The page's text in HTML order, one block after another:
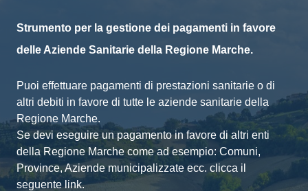
Strumento per la gestione dei pagamenti in favore
delle Aziende Sanitarie della Regione Marche.
Puoi effettuare pagamenti di prestazioni sanitarie o di
altri debiti in favore di tutte le aziende sanitarie della
Regione Marche.
Se devi eseguire un pagamento in favore di altri enti
della Regione Marche come ad esempio: Comuni,
Province, Aziende municipalizzate ecc. clicca il
seguente link.